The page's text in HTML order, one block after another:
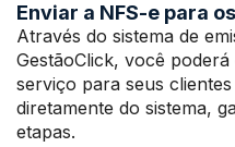
Enviar a NFS-e para
Através do sistema de
GestãoClick, você
serviço para seus
diretamente do sistema,
etapas.